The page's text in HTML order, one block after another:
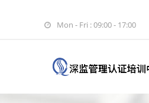
Mon - Fri : 09:00 - 17:00